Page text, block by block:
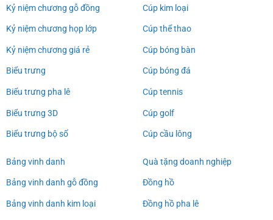
Kỷ niệm chương gỗ đồng
Kỷ niệm chương họp lớp
Kỷ niệm chương giá rẻ
Biểu trưng
Biểu trưng pha lê
Biểu trưng 3D
Biểu trưng bộ số
Cúp kim loại
Cúp thể thao
Cúp bóng bàn
Cúp bóng đá
Cúp tennis
Cúp golf
Cúp cầu lông
Bảng vinh danh
Bảng vinh danh gỗ đồng
Bảng vinh danh kim loại
Quà tặng doanh nghiệp
Đồng hồ
Đồng hồ pha lê